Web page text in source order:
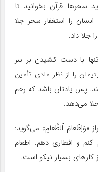
سحرها قرآن بخوانید تا
را استغفار سحر جلا
جلا داد.
با دست کشیدن بر سر
را از نظر مادی تأمین
پس یادتان باشد که رحم
می‌دهد.
«وَاِطْعامَ اْلطَّعامِ» می‌گوید:
و افطاری دهم. اطعام
بسیار نیکو است.